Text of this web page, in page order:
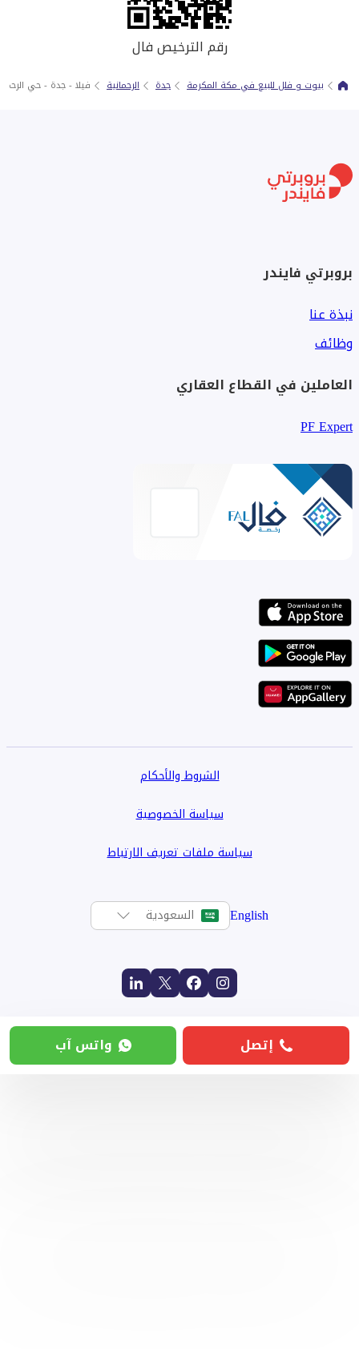
رقم الترخيص فال
بيوت و فلل للبيع في مكة المكرمة جدة الرحمانية فيلا - جدة - حي
بروبرتي فايندر
نبذة عنا
وظائف
العاملين في القطاع العقاري
PF Expert
الشروط والأحكام
سياسة الخصوصية
سياسة ملفات تعريف الارتباط
English السعودية
إتصل واتس آب